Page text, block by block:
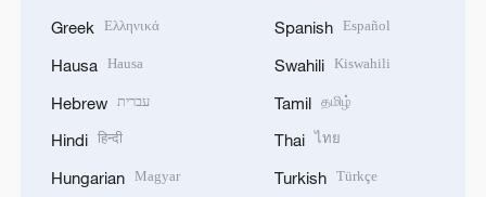
Greek Ελληνικά
Hausa Hausa
Hebrew עברית
Hindi हिन्दी
Hungarian Magyar
Spanish Español
Swahili Kiswahili
Tamil தமிழ்
Thai ไทย
Turkish Türkçe